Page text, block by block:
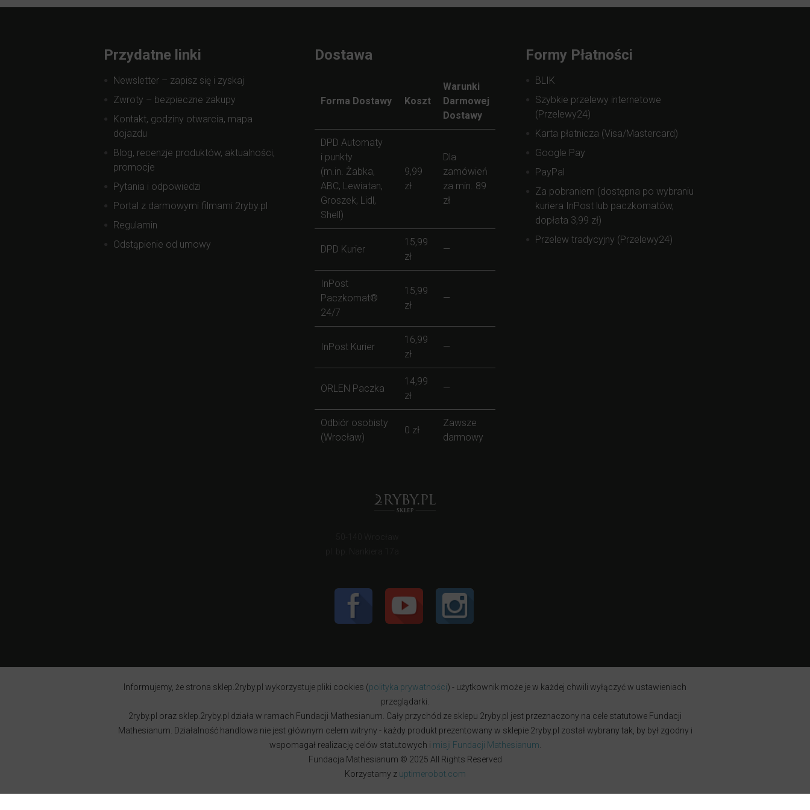
Przydatne linki
Newsletter – zapisz się i zyskaj
Zwroty – bezpieczne zakupy
Kontakt, godziny otwarcia, mapa
dojazdu
Blog, recenzje produktów, aktualności,
promocje
Pytania i odpowiedzi
Portal z darmowymi filmami 2ryby.pl
Regulamin
Odstąpienie od umowy
Dostawa
Forma Dostawy Koszt
Warunki
Darmowej
Dostawy
DPD Automaty
i punkty
(m.in. Żabka,
ABC, Lewiatan,
Groszek, Lidl,
Shell)
9,99
zł
Dla
zamówień
za min. 89
zł
DPD Kurier
15,99
zł
—
InPost
Paczkomat®
24/7
15,99
zł
—
InPost Kurier
16,99
zł
—
ORLEN Paczka
14,99
zł
—
Odbiór osobisty
(Wrocław)
0 zł
Zawsze
darmowy
Formy Płatności
BLIK
Szybkie przelewy internetowe
(Przelewy24)
Karta płatnicza (Visa/Mastercard)
Google Pay
PayPal
Za pobraniem (dostępna po wybraniu
kuriera InPost lub paczkomatów,
dopłata 3,99 zł)
Przelew tradycyjny (Przelewy24)
Informujemy, że strona sklep.2ryby.pl wykorzystuje pliki cookies (polityka prywatności) - użytkownik może je w każdej chwili wyłączyć w ustawieniach
przeglądarki.
2ryby.pl oraz sklep.2ryby.pl działa w ramach Fundacji Mathesianum. Cały przychód ze sklepu 2ryby.pl jest przeznaczony na cele statutowe Fundacji
Mathesianum. Działalność handlowa nie jest głównym celem witryny - każdy produkt prezentowany w sklepie 2ryby.pl został wybrany tak, by był zgodny i
wspomagał realizację celów statutowych i misji Fundacji Mathesianum
Fundacja Mathesianum © 2025 All Rights Reserved
Korzystamy z uptimerobot.com